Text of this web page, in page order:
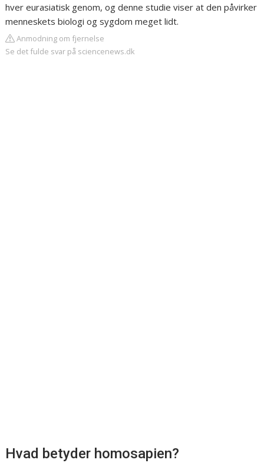
hver eurasiatisk genom, og denne studie viser at den påvirker
menneskets biologi og sygdom meget lidt.
Anmodning om fjernelse
Se det fulde svar på sciencenews.dk
Hvad betyder homosapien?